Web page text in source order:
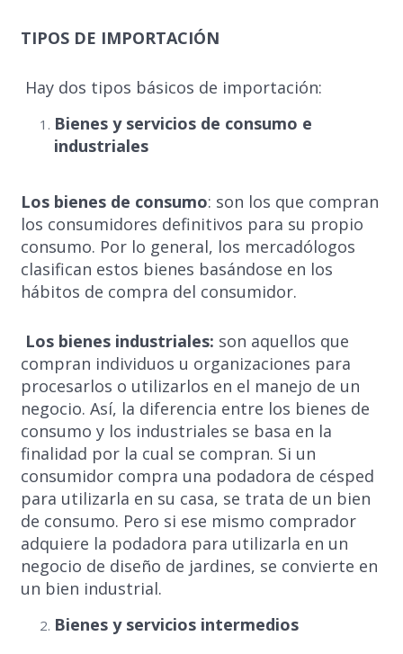
TIPOS DE IMPORTACIÓN
Hay dos tipos básicos de importación:
Bienes y servicios de consumo e
industriales
Los bienes de consumo: son los que compran
los consumidores definitivos para su propio
consumo. Por lo general, los mercadólogos
clasifican estos bienes basándose en los
hábitos de compra del consumidor.
Los bienes industriales: son aquellos que
compran individuos u organizaciones para
procesarlos o utilizarlos en el manejo de un
negocio. Así, la diferencia entre los bienes de
consumo y los industriales se basa en la
finalidad por la cual se compran. Si un
consumidor compra una podadora de césped
para utilizarla en su casa, se trata de un bien
de consumo. Pero si ese mismo comprador
adquiere la podadora para utilizarla en un
negocio de diseño de jardines, se convierte en
un bien industrial.
Bienes y servicios intermedios